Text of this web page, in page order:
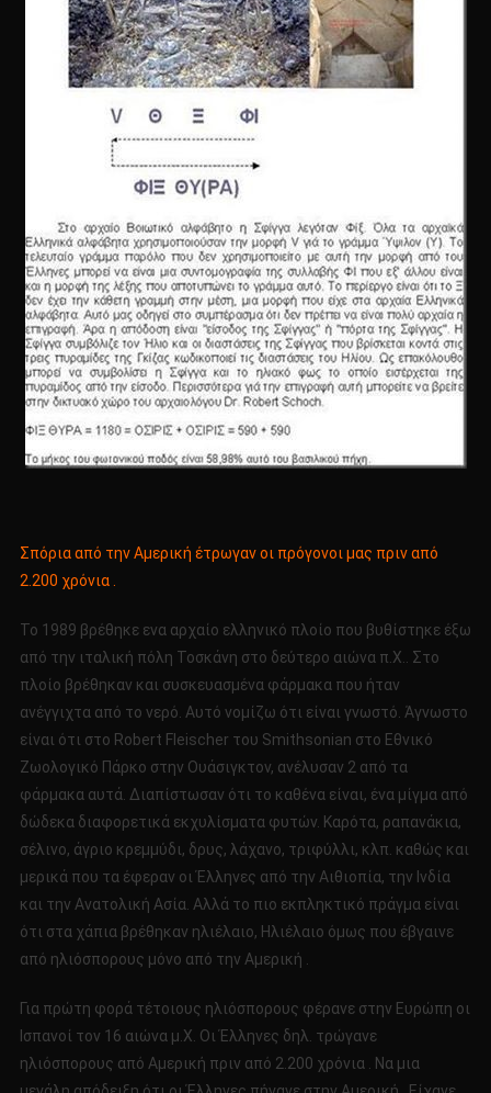
Σπόρια από την Αμερική έτρωγαν οι πρόγονοι μας πριν από
2.200 χρόνια .
Το 1989 βρέθηκε ενα αρχαίο ελληνικό πλοίο που βυθίστηκε έξω
από την ιταλική πόλη Τοσκάνη στο δεύτερο αιώνα π.Χ.. Στο
πλοίο βρέθηκαν και συσκευασμένα φάρμακα που ήταν
ανέγγιχτα από το νερό. Αυτό νομίζω ότι είναι γνωστό. Άγνωστο
είναι ότι στο Robert Fleischer του Smithsonian στο Εθνικό
Ζωολογικό Πάρκο στην Ουάσιγκτον, ανέλυσαν 2 από τα
φάρμακα αυτά. Διαπίστωσαν ότι το καθένα είναι, ένα μίγμα από
δώδεκα διαφορετικά εκχυλίσματα φυτών. Καρότα, ραπανάκια,
σέλινο, άγριο κρεμμύδι, δρυς, λάχανο, τριφύλλι, κλπ. καθώς και
μερικά που τα έφεραν οι Έλληνες από την Αιθιοπία, την Ινδία
και την Ανατολική Ασία. Αλλά το πιο εκπληκτικό πράγμα είναι
ότι στα χάπια βρέθηκαν ηλιέλαιο, Ηλιέλαιο όμως που έβγαινε
από ηλιόσπορους μόνο από την Αμερική .
Για πρώτη φορά τέτοιους ηλιόσπορους φέρανε στην Ευρώπη οι
Ισπανοί τον 16 αιώνα μ.Χ. Οι Έλληνες δηλ. τρώγανε
ηλιόσπορους από Αμερική πριν από 2.200 χρόνια . Να μια